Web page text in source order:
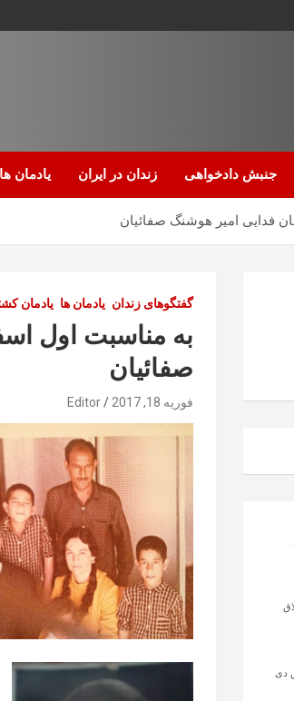
جنبش دادخواهی زندان در ایران یادمان ها
فدایی امیر هوشنگ صفائیان
گفتگوهای زندان یادمان ها یادمان
به مناسبت اول
صفائیان
فوریه 18, 2017 Editor
دی